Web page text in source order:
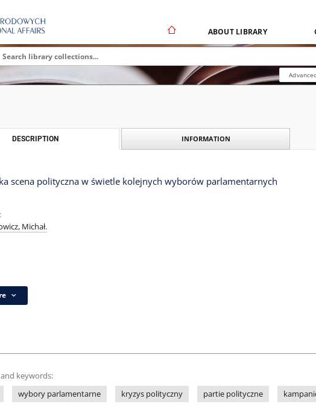
ABOUT LIBRARY
DESCRIPTION INFORMATION
scena polityczna w świetle kolejnych wyborów parlamentarnych
Michał.
keywords:
wybory parlamentarne kryzys polityczny partie polityczne